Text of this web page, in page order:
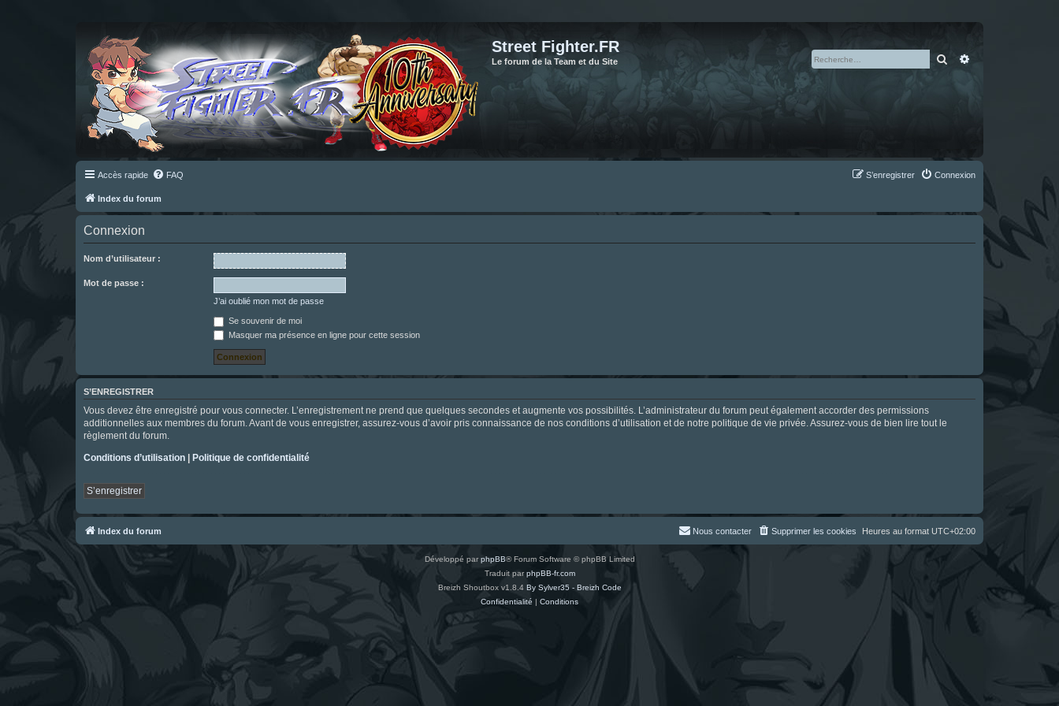
Street Fighter.FR
Le forum de la Team et du Site Rechercher
Accès rapide FAQ Connexion
S’enregistrer
Index du forum
Connexion
Nom d’utilisateur :
Mot de passe :
J’ai oublié mon mot de passe
Se souvenir de moi
Masquer ma présence en ligne pour cette session
S’ENREGISTRER
Vous devez être enregistré pour vous connecter. L’enregistrement ne prend que quelques secondes et augmente vos possibilités. L’administrateur du forum peut également accorder des permissions
additionnelles aux membres du forum. Avant de vous enregistrer, assurez-vous d’avoir pris connaissance de nos conditions d’utilisation et de notre politique de vie privée. Assurez-vous de bien lire tout le
règlement du forum.
Conditions d’utilisation | Politique de confidentialité
S’enregistrer
Index du forum Heures au format UTC+02:00
Supprimer les cookies
Nous contacter
Développé par phpBB® Forum Software © phpBB Limited
Traduit parphpBB-fr.com
Breizh Shoutbox v1.8.4 By Sylver35 - Breizh Code
Confidentialité | Conditions